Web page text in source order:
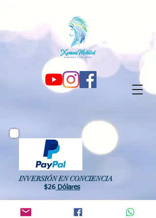
INVERSIÓN EN CONCIENCIA
$26 Dólares